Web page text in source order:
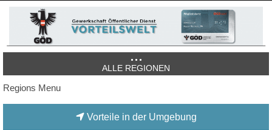
ALLE REGIONEN
Regions Menu
Vorteile in der Umgebung